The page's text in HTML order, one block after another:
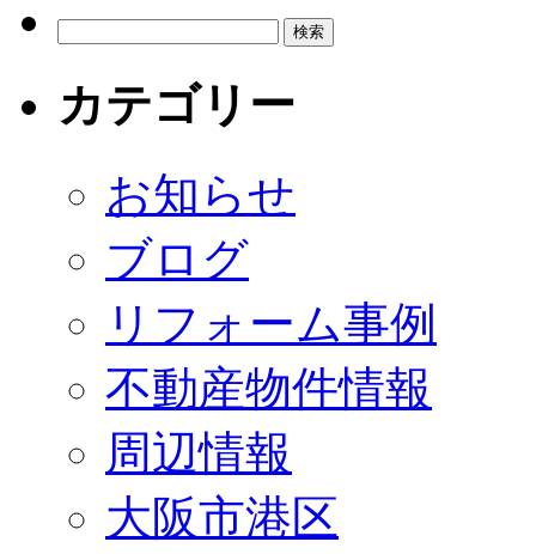
カテゴリー
お知らせ
ブログ
リフォーム事例
不動産物件情報
周辺情報
大阪市港区